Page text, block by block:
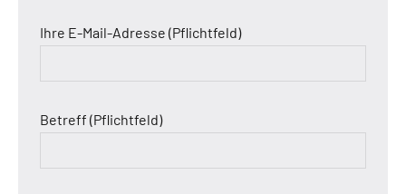
Ihre E-Mail-Adresse (Pflichtfeld)
Betreff (Pflichtfeld)